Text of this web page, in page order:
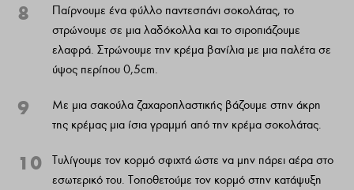
8
Παίρνουμε ένα φύλλο παντεσπάνι σοκολάτας, το
στρώνουμε σε μια λαδόκολλα και το σιροπιάζουμε
ελαφρά. Στρώνουμε την κρέμα βανίλια με μια παλέτα σε
ύψος περίπου 0,5cm.
9
Με μια σακούλα ζαχαροπλαστικής βάζουμε στην άκρη
της κρέμας μια ίσια γραμμή από την κρέμα σοκολάτας.
10
Τυλίγουμε τον κορμό σφιχτά ώστε να μην πάρει αέρα στο
εσωτερικό του. Τοποθετούμε τον κορμό στην κατάψυξη